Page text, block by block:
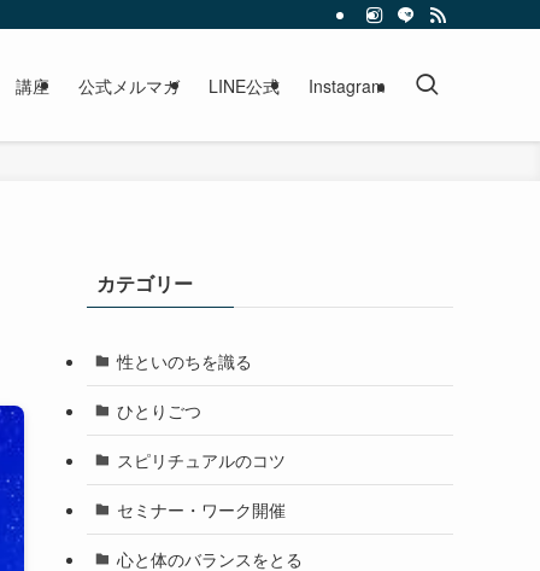
講座 公式メルマガ LINE公式 Instagram
カテゴリー
性といのちを識る
ひとりごつ
スピリチュアルのコツ
セミナー・ワーク開催
心と体のバランスをとる